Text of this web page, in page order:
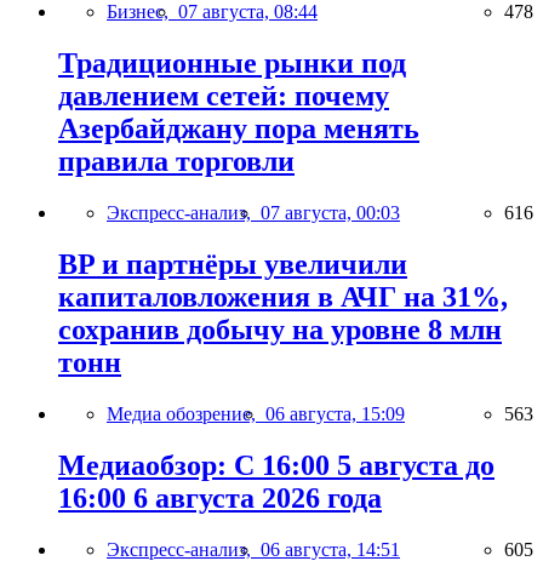
Бизнес, 07 августа, 08:44 478
Традиционные рынки под
давлением сетей: почему
Азербайджану пора менять
правила торговли
Экспресс-анализ, 07 августа, 00:03 616
BP и партнёры увеличили
капиталовложения в АЧГ на 31%,
сохранив добычу на уровне 8 млн
тонн
Медиа обозрение, 06 августа, 15:09 563
Медиаобзор: С 16:00 5 августа до
16:00 6 августа 2026 года
Экспресс-анализ, 06 августа, 14:51 605